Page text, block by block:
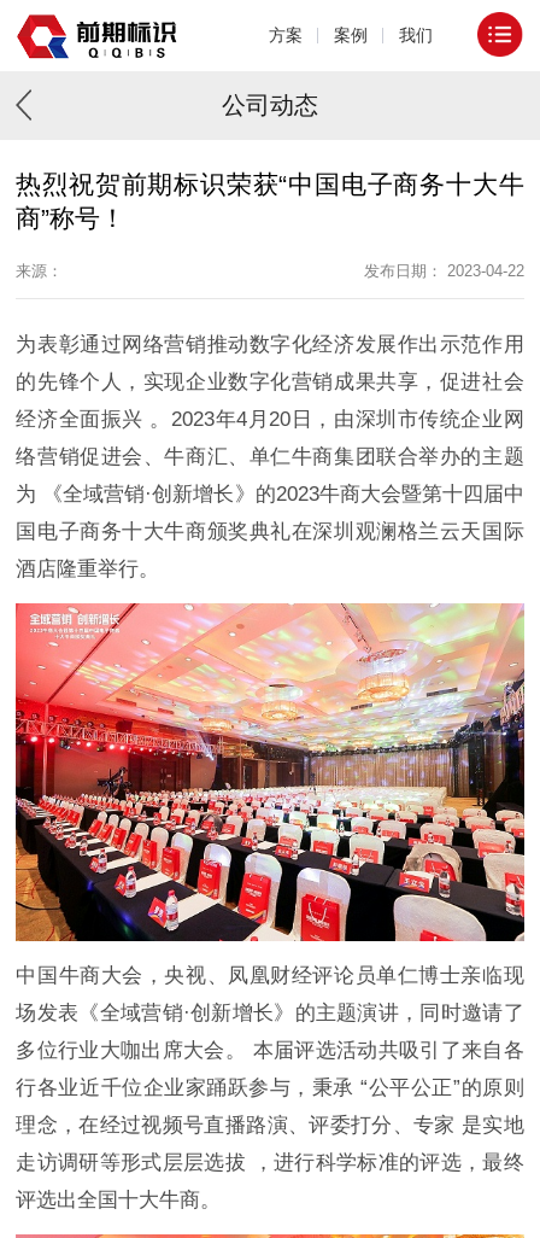
方案 案例 我们
公司动态
热烈祝贺前期标识荣获“中国电子商务十大牛
商”称号！
来源： 发布日期： 2023-04-22
为表彰通过网络营销推动数字化经济发展作出示范作用
的先锋个人，实现企业数字化营销成果共享，促进社会
经济全面振兴 。2023年4月20日，由深圳市传统企业网
络营销促进会、牛商汇、单仁牛商集团联合举办的主题
为 《全域营销·创新增长》的2023牛商大会暨第十四届中
国电子商务十大牛商颁奖典礼在深圳观澜格兰云天国际
酒店隆重举行。
中国牛商大会，央视、凤凰财经评论员单仁博士亲临现
场发表《全域营销·创新增长》的主题演讲，同时邀请了
多位行业大咖出席大会。 本届评选活动共吸引了来自各
行各业近千位企业家踊跃参与，秉承 “公平公正”的原则
理念，在经过视频号直播路演、评委打分、专家 是实地
走访调研等形式层层选拔 ，进行科学标准的评选，最终
评选出全国十大牛商。